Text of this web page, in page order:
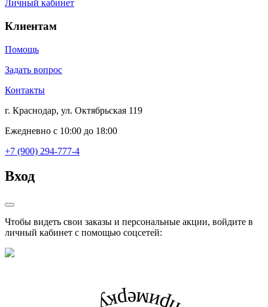
Личный кабинет
Клиентам
Помощь
Задать вопрос
Контакты
г. Краснодар, ул. Октябрьская 119
Ежедневно с 10:00 до 18:00
+7 (900) 294-777-4
Вход
Чтобы видеть свои заказы и персональные акции, войдите в
личный кабинет с помощью соцсетей: